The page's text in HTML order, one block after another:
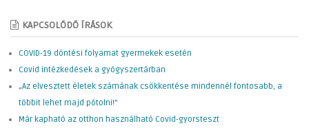
KAPCSOLÓDÓ ÍRÁSOK
COVID-19 döntési folyamat gyermekek esetén
Covid intézkedések a gyógyszertárban
„Az elvesztett életek számának csökkentése mindennél fontosabb, a
többit lehet majd pótolni!”
Már kapható az otthon használható Covid-gyorsteszt